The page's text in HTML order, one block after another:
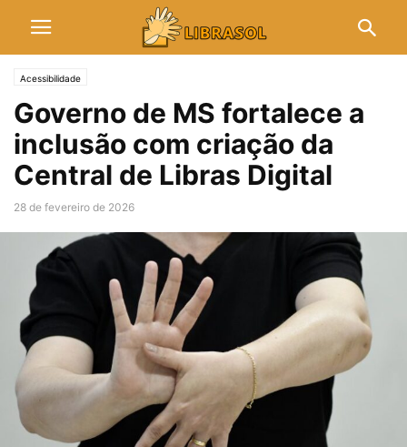
Acessibilidade
Governo de MS fortalece a
inclusão com criação da
Central de Libras Digital
28 de fevereiro de 2026